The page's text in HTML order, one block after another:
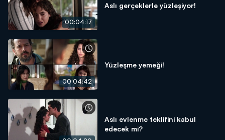
00:04:17
Aslı gerçeklerle yüzleşiyor!
00:04:42
Yüzleşme yemeği!
Aslı evlenme teklifini kabul
edecek mi?